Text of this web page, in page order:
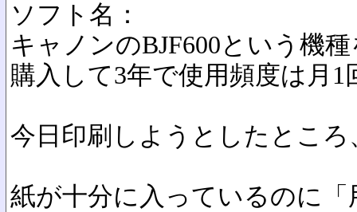
ソフト名：
キャノンのBJF600という機
購入して3年で使用頻度は月1
今日印刷しようとしたところ
紙が十分に入っているのに